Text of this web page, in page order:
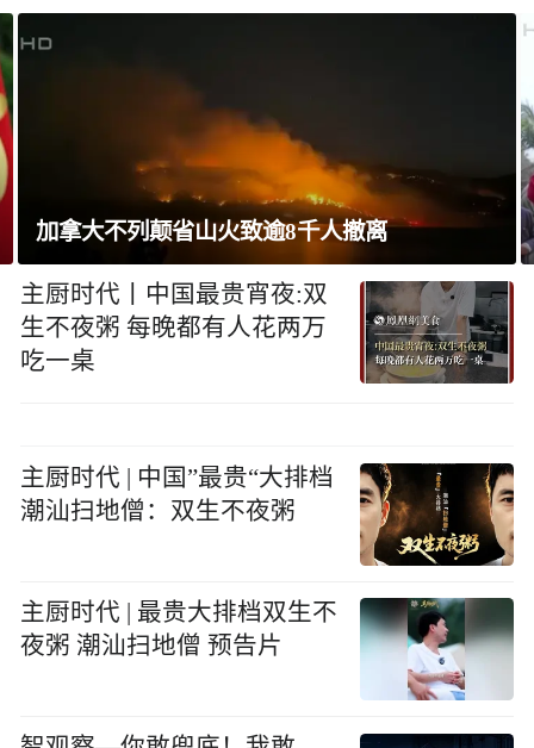
巴西将与阿根廷外交关系降为代办级
主厨时代丨中国最贵宵夜:双
生不夜粥 每晚都有人花两万
吃一桌
主厨时代 | 中国”最贵“大排档
潮汕扫地僧：双生不夜粥
主厨时代 | 最贵大排档双生不
夜粥 潮汕扫地僧 预告片